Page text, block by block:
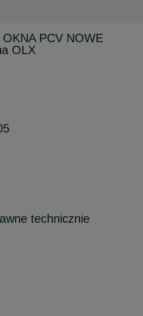
PCV NOWE
OLX
technicznie